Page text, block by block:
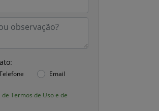
Email
de Termos de Uso e de